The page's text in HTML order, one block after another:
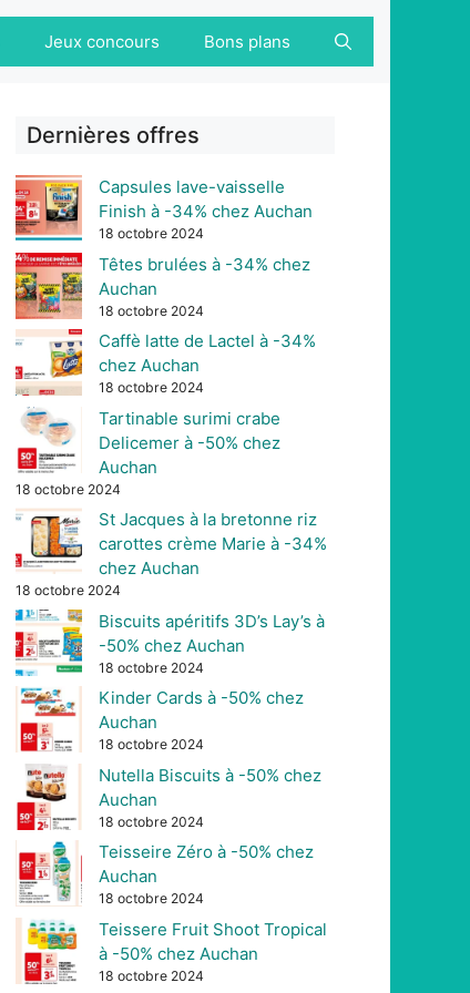
Jeux concours Bons plans
Dernières offres
Capsules lave-vaisselle
Finish à -34% chez Auchan
18 octobre 2024
Têtes brulées à -34% chez
Auchan
18 octobre 2024
Caffè latte de Lactel à -34%
chez Auchan
18 octobre 2024
Tartinable surimi crabe
Delicemer à -50% chez
Auchan
18 octobre 2024
St Jacques à la bretonne riz
carottes crème Marie à -34%
chez Auchan
18 octobre 2024
Biscuits apéritifs 3D’s Lay’s à
-50% chez Auchan
18 octobre 2024
Kinder Cards à -50% chez
Auchan
18 octobre 2024
Nutella Biscuits à -50% chez
Auchan
18 octobre 2024
Teisseire Zéro à -50% chez
Auchan
18 octobre 2024
Teissere Fruit Shoot Tropical
à -50% chez Auchan
18 octobre 2024